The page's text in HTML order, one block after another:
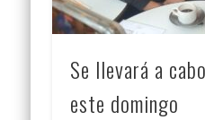
Se llevará a
este domingo